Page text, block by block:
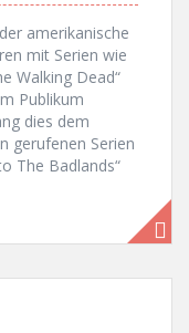
amerikanische
mit Serien wie
Walking Dead“
Publikum
dies dem
gerufenen Serien
The Badlands“